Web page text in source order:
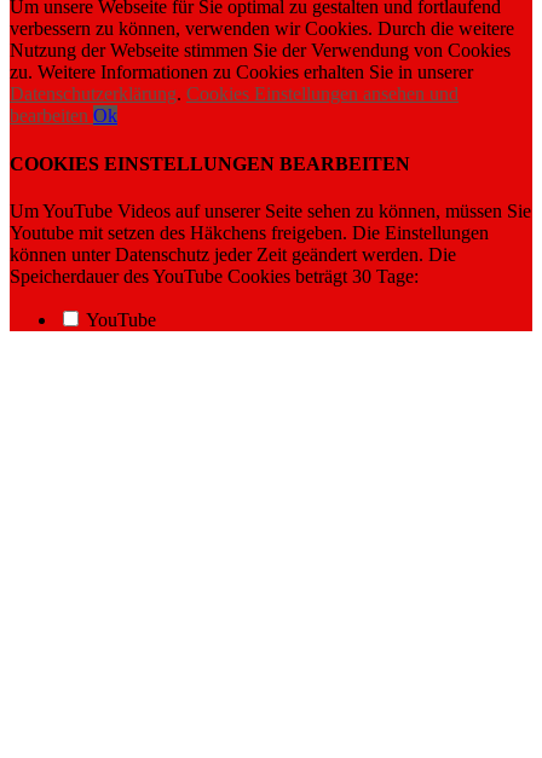
Um unsere Webseite für Sie optimal zu gestalten und fortlaufend
verbessern zu können, verwenden wir Cookies. Durch die weitere
Nutzung der Webseite stimmen Sie der Verwendung von Cookies
zu. Weitere Informationen zu Cookies erhalten Sie in unserer
Datenschutzerklärung. Cookies Einstellungen ansehen und
bearbeiten Ok
COOKIES EINSTELLUNGEN BEARBEITEN
Um YouTube Videos auf unserer Seite sehen zu können, müssen Sie
Youtube mit setzen des Häkchens freigeben. Die Einstellungen
können unter Datenschutz jeder Zeit geändert werden. Die
Speicherdauer des YouTube Cookies beträgt 30 Tage:
YouTube